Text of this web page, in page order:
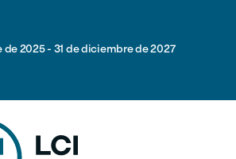
de 2025- 31 de diciembre de 2027